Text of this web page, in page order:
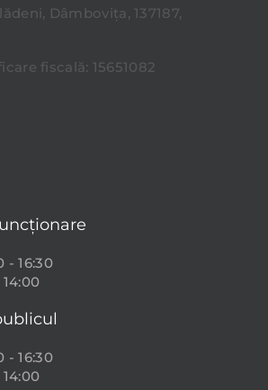
Dâmbovița, 137187,
fiscală: 15651082
- 16:30
- 16:30